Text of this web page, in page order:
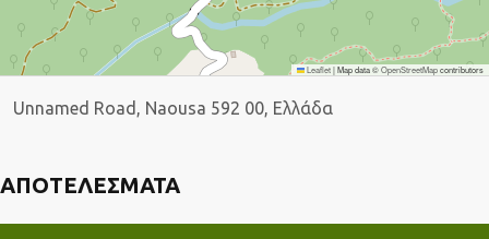
Leaflet|Map data ©OpenStreetMapcontributors
Unnamed Road, Naousa 592 00, Ελλάδα
ΑΠΟΤΕΛΈΣΜΑΤΑ